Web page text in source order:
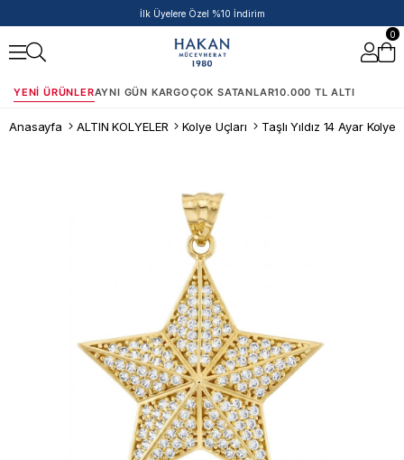
İlk Üyelere Özel %10 İndirim
0
YENI ÜRÜNLERAYNI GÜN KARGOÇOK SATANLAR10.000 TL ALTI
Anasayfa ALTIN KOLYELER Kolye Uçları Taşlı Yıldız 14 Ayar Kolye